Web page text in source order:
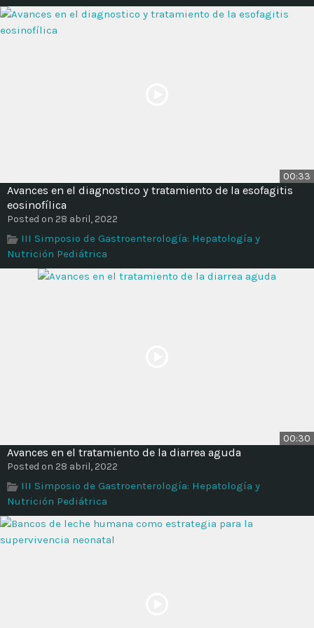
00:33
Avances en el diagnostico y tratamiento de la esofagitis
eosinofílica
Posted on 28 abril, 2022
III Simposio de Gastroenterología: Hepatología y
Nutrición Pediátrica
00:30
Avances en el tratamiento de la diarrea aguda
Posted on 28 abril, 2022
III Simposio de Gastroenterología: Hepatología y
Nutrición Pediátrica